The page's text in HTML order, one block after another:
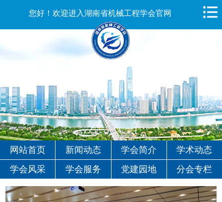
您好！欢迎进入湖南省机械工程学会官网
网站首页 新闻动态 学会简介
学术动态
学会风采
学会服务 党建园地 分会专栏